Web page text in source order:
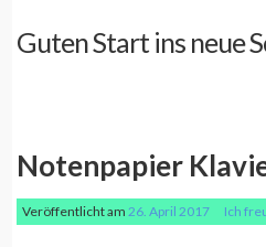
Guten Start ins neue
Notenpapier
Veröffentlicht am26. April 2017 Ich